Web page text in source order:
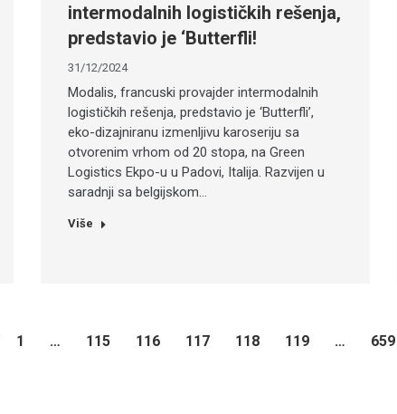
intermodalnih logističkih rešenja,
predstavio je ‘Butterfli!
31/12/2024
Modalis, francuski provajder intermodalnih
logističkih rešenja, predstavio je ‘Butterfli’,
eko-dizajniranu izmenljivu karoseriju sa
otvorenim vrhom od 20 stopa, na Green
Logistics Ekpo-u u Padovi, Italija. Razvijen u
saradnji sa belgijskom…
Više
1 … 115 116 117 118 119 … 659